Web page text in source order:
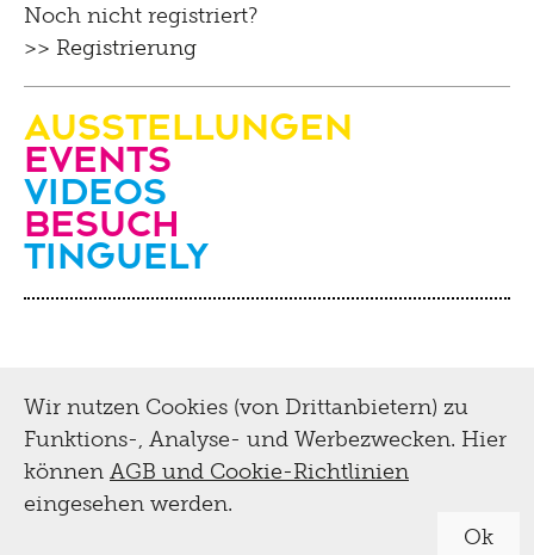
Noch nicht registriert?
>> Registrierung
Ausstellungen
Events
Videos
Besuch
Tinguely
Wir nutzen Cookies (von Drittanbietern) zu
Funktions-, Analyse- und Werbezwecken. Hier
können AGB und Cookie-Richtlinien
eingesehen werden.
Ok